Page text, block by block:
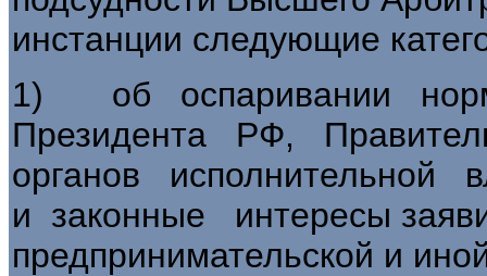
инстанции следующие
1) об оспаривании
Президента РФ,
органов исполнительной
и законные интересы
предпринимательской и